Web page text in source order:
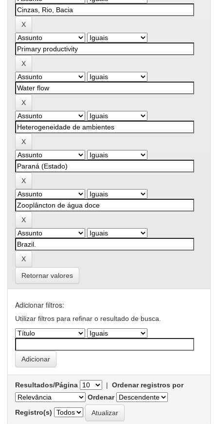
Retornar valores
Adicionar filtros:
Utilizar filtros para refinar o resultado de busca.
Resultados/Página | Ordenar registros por
Ordenar
Registro(s)